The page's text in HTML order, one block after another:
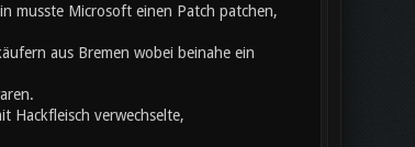
musste Microsoft einen Patch patchen,
aus Bremen wobei beinahe ein
Hackfleisch verwechselte,